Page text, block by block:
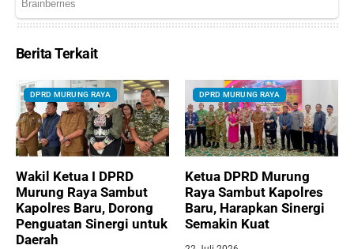
Berita Terkait
DPRD MURUNG RAYA
Wakil Ketua I DPRD
Murung Raya Sambut
Kapolres Baru, Dorong
Penguatan Sinergi untuk
Daerah
DPRD MURUNG RAYA
Ketua DPRD Murung
Raya Sambut Kapolres
Baru, Harapkan Sinergi
Semakin Kuat